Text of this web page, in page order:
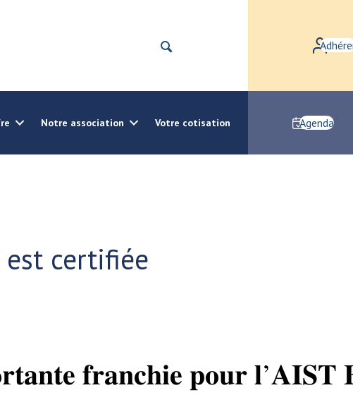
Notre association Votre cotisation Agenda
est certifiée
𝐟𝐫𝐚𝐧𝐜𝐡𝐢𝐞 𝐩𝐨𝐮𝐫 𝐥’𝐀𝐈𝐒𝐓